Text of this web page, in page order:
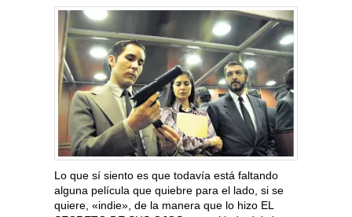
Lo que sí siento es que todavía está faltando
alguna película que quiebre para el lado, si se
quiere, «indie», de la manera que lo hizo EL